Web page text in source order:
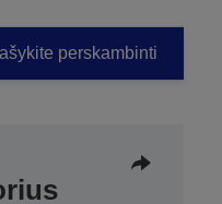
perskambinti